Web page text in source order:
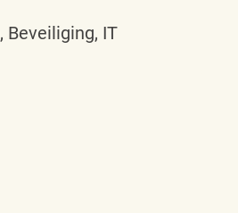
, Beveiliging, IT